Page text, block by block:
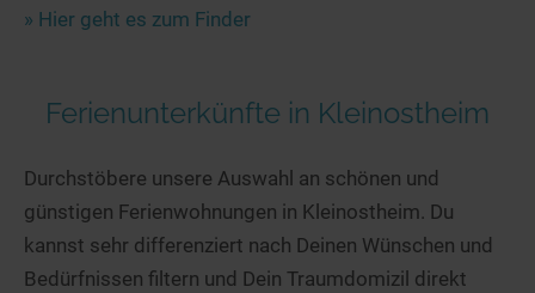
» Hier geht es zum Finder
Ferienunterkünfte in Kleinostheim
Durchstöbere unsere Auswahl an schönen und
günstigen Ferienwohnungen in Kleinostheim. Du
kannst sehr differenziert nach Deinen Wünschen und
Bedürfnissen filtern und Dein Traumdomizil direkt